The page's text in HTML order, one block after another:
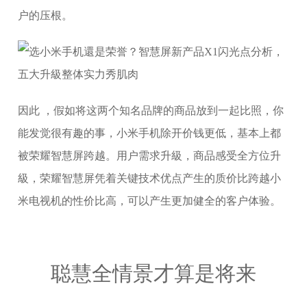
户的压根。
因此 ，假如将这两个知名品牌的商品放到一起比照，你
能发觉很有趣的事，小米手机除开价钱更低，基本上都
被荣耀智慧屏跨越。用户需求升級，商品感受全方位升
級，荣耀智慧屏凭着关键技术优点产生的质价比跨越小
米电视机的性价比高，可以产生更加健全的客户体验。
聪慧全情景才算是将来